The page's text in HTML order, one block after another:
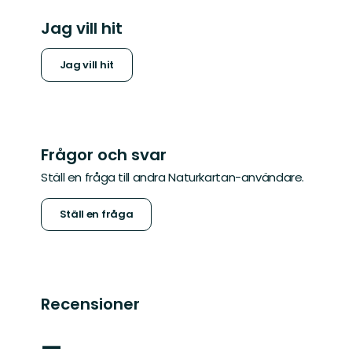
Jag vill hit
Jag vill hit
Frågor och svar
Ställ en fråga till andra Naturkartan-användare.
Ställ en fråga
Recensioner